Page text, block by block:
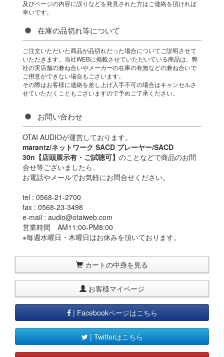
及びページの内容に誤りなどを発見された方はご連絡を頂ければ
幸いです。
在庫の品切れ等について
ご注文いただいた商品が品切れだった場合についてご説明させて
いただきます。当社WEBに掲載させていただいている商品は、弊
社の実店舗の兼ね合いやメーカーの在庫の有無などの兼ね合いで
ご用意ができない場合もございます。
その際はお客様に連絡を差し上げ入手不可の場合はキャンセルさ
せていただくこともございますので予めご了承ください。
お問い合わせ
OTAI AUDIOが運営しております。
marantz/ネットワーク SACD プレーヤー/SACD
30n【店頭展示有・ご試聴可】 のことなどで商品のお問
合せ等ございましたら、
お電話やメールでお気軽にお問合せください。
tel : 0568-21-2700
fax : 0568-23-3498
e-mail : audio@otaiweb.com
営業時間 AM11:00-PM8:00
※毎週水曜日・木曜日はお休みを頂いております。
カートの中身を見る
お客様マイページ
| Facebookページはこちら
| Twitterはこちら